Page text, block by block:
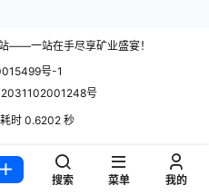
——一站在手尽享矿业盛宴！
号-1
号
时 0.6202 秒
搜索 菜单 我的